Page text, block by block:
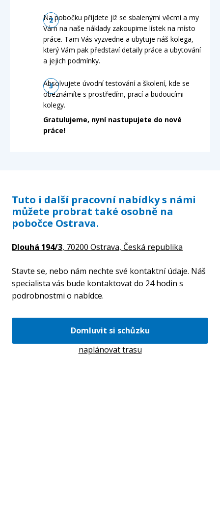
Na pobočku přijdete již se sbalenými věcmi a my
Vám na naše náklady zakoupime lístek na místo
práce. Tam Vás vyzvedne a ubytuje náš kolega,
který Vám pak představí detaily práce a ubytování
a jejich podmínky.
Absolvujete úvodní testování a školení, kde se
obeznámíte s prostředím, prací a budoucími
kolegy.
Gratulujeme, nyní nastupujete do nové
práce!
Tuto i další pracovní nabídky s námi
můžete probrat také osobně na
pobočce Ostrava.
Dlouhá 194/3, 70200 Ostrava, Česká republika
Stavte se, nebo nám nechte své kontaktní údaje. Náš
specialista vás bude kontaktovat do 24 hodin s
podrobnostmi o nabídce.
Domluvit si schůzku
naplánovat trasu